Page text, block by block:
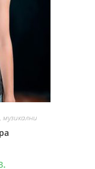
, музикални